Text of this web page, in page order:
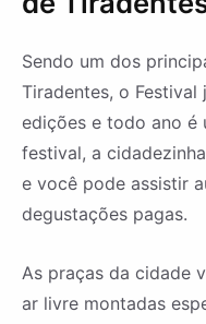
Sendo um dos
Tiradentes, o
edições e todo ano é
festival, a
e você pode assistir
degustações pagas.
As praças da cidade
ar livre montadas